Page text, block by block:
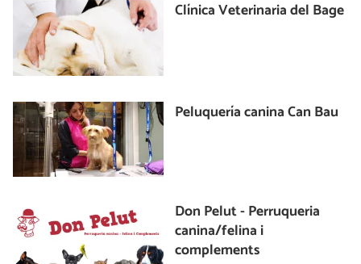
Clínica Veterinaria del Bage
Peluquería canina Can Bau
Don Pelut - Perruqueria
canina/felina i
complements